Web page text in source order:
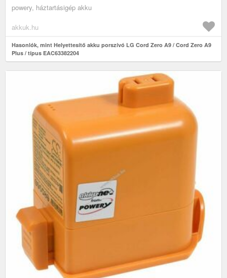
powery, háztartásigép akku
akkuk.hu
Hasonlók, mint Helyettesítő akku porszívó LG Cord Zero A9 / Cord Zero A9
Plus / típus EAC63382204